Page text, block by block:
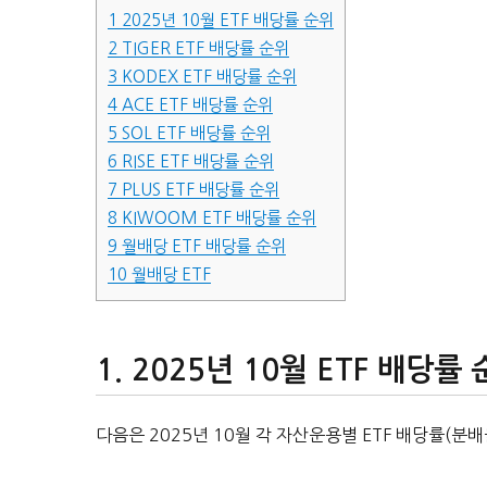
1 2025년 10월 ETF 배당률 순위
2 TIGER ETF 배당률 순위
3 KODEX ETF 배당률 순위
4 ACE ETF 배당률 순위
5 SOL ETF 배당률 순위
6 RISE ETF 배당률 순위
7 PLUS ETF 배당률 순위
8 KIWOOM ETF 배당률 순위
9 월배당 ETF 배당률 순위
10 월배당 ETF
2025년 10월 ETF 배당률
다음은 2025년 10월 각 자산운용별 ETF 배당률(분배